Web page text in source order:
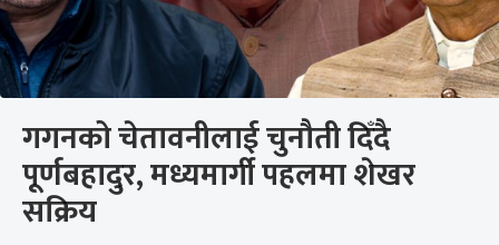
गगनको चेतावनीलाई चुनौती दिँदै
पूर्णबहादुर, मध्यमार्गी पहलमा शेखर
सक्रिय